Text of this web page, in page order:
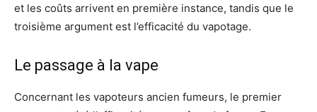
et les coûts arrivent en première instance, tandis que le
troisième argument est l’efficacité du vapotage.
Le passage à la vape
Concernant les vapoteurs ancien fumeurs, le premier